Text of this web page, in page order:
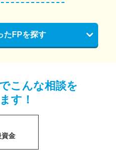
たFPを探す
こんな相談を
す！
金